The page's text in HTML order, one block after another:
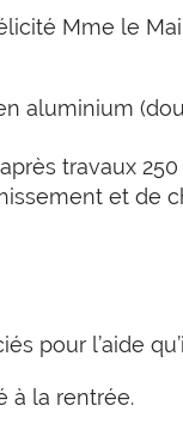
Mme le
aluminium
travaux
et de
pour l’aide
à la rentrée.